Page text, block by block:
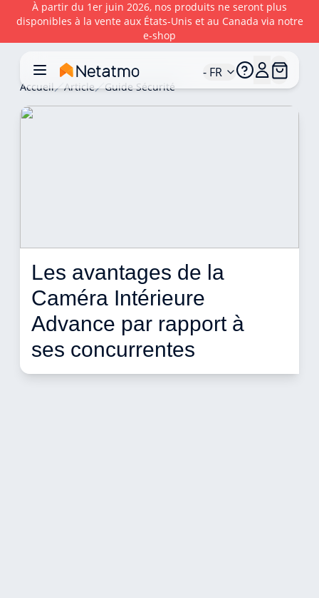
À partir du 1er juin 2026, nos produits ne seront plus
disponibles à la vente aux États‑Unis et au Canada via notre
e‑shop
- FR
Accueil Article Guide Sécurité
Les avantages de la
Caméra Intérieure
Advance par rapport à
ses concurrentes